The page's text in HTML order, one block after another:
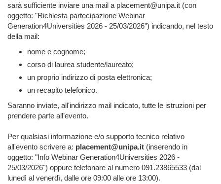
sarà sufficiente inviare una mail a placement@unipa.it (con
oggetto: "Richiesta partecipazione Webinar
Generation4Universities 2026 - 25/03/2026") indicando, nel testo
della mail:
nome e cognome;
corso di laurea studente/laureato;
un proprio indirizzo di posta elettronica;
un recapito telefonico.
Saranno inviate, all'indirizzo mail indicato, tutte le istruzioni per
prendere parte all’evento.
Per qualsiasi informazione e/o supporto tecnico relativo
all'evento scrivere a: placement@unipa.it (inserendo in
oggetto: "Info Webinar Generation4Universities 2026 -
25/03/2026") oppure telefonare al numero 091.23865533 (dal
lunedì al venerdì, dalle ore 09:00 alle ore 13:00).